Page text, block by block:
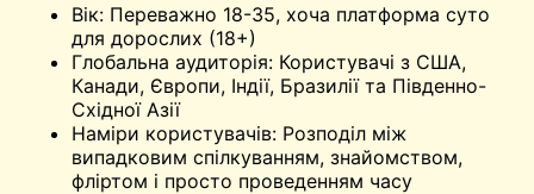
Вік: Переважно 18-35, хоча платформа суто
для дорослих (18+)
Глобальна аудиторія: Користувачі з США,
Канади, Європи, Індії, Бразилії та Південно-
Східної Азії
Наміри користувачів: Розподіл між
випадковим спілкуванням, знайомством,
фліртом і просто проведенням часу